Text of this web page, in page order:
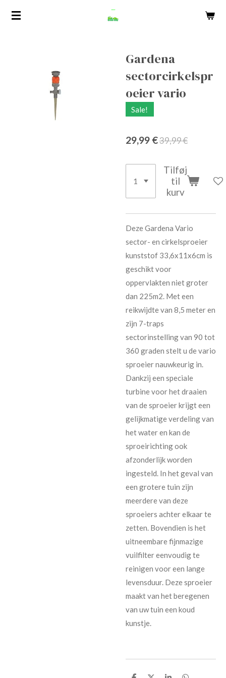
Spring
Gardena
sectorcirkelspr
oeier vario
Sale!
29,99 €39,99 €
Tilføj
til
kurv
Deze Gardena Vario
sector- en cirkelsproeier
kunststof 33,6x11x6cm is
geschikt voor
oppervlakten niet groter
dan 225m2. Met een
reikwijdte van 8,5 meter en
zijn 7-traps
sectorinstelling van 90 tot
360 graden stelt u de vario
sproeier nauwkeurig in.
Dankzij een speciale
turbine voor het draaien
van de sproeier krijgt een
gelijkmatige verdeling van
het water en kan de
sproeirichting ook
afzonderlijk worden
ingesteld. In het geval van
een grotere tuin zijn
meerdere van deze
sproeiers achter elkaar te
zetten. Bovendien is het
uitneembare fijnmazige
vuilfilter eenvoudig te
reinigen voor een lange
levensduur. Deze sproeier
maakt van het beregenen
van uw tuin een koud
kunstje.